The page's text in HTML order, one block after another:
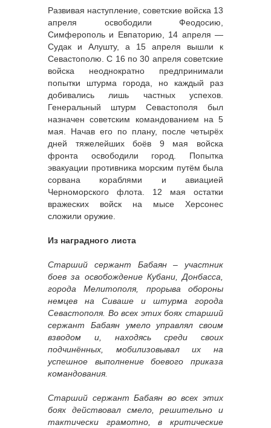
Развивая наступление, советские войска 13
апреля освободили Феодосию,
Симферополь и Евпаторию, 14 апреля —
Судак и Алушту, а 15 апреля вышли к
Севастополю. С 16 по 30 апреля советские
войска неоднократно предпринимали
попытки штурма города, но каждый раз
добивались лишь частных успехов.
Генеральный штурм Севастополя был
назначен советским командованием на 5
мая. Начав его по плану, после четырёх
дней тяжелейших боёв 9 мая войска
фронта освободили город. Попытка
эвакуации противника морским путём была
сорвана кораблями и авиацией
Черноморского флота. 12 мая остатки
вражеских войск на мысе Херсонес
сложили оружие.
Из наградного листа
Старший сержант Бабаян – участник
боев за освобождение Кубани, Донбасса,
города Мелитополя, прорыва обороны
немцев на Сиваше и штурма города
Севастополя. Во всех этих боях старший
сержант Бабаян умело управлял своим
взводом и, находясь среди своих
подчинённых, мобилизовывал их на
успешное выполнение боевого приказа
командования.
Старший сержант Бабаян во всех этих
боях действовал смело, решительно и
тактически грамотно, в критические